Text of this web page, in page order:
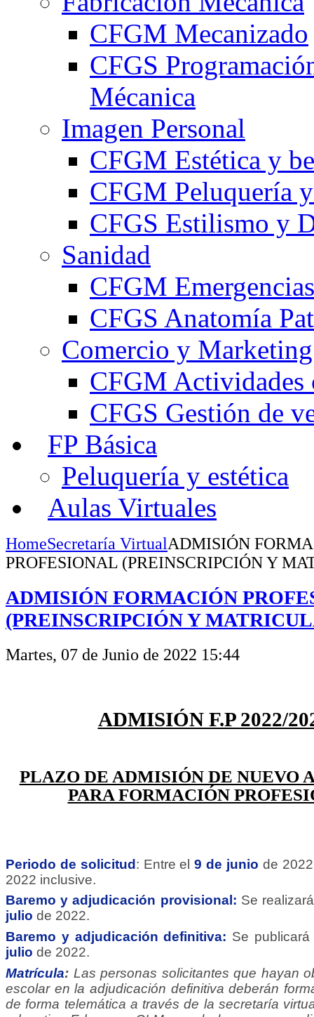
CFGM Mecanizado
CFGS
Mécanica
Imagen Personal
CFGM Estética y
CFGM Peluquería
CFGS Estilismo y
Sanidad
CFGM
CFGS Anatomía
Comercio y Marketing
CFGM Actividades
CFGS Gestión de
FP Básica
Peluquería y estética
Aulas Virtuales
HomeSecretaría VirtualADMISIÓN
PROFESIONAL (PREINSCRIPCIÓN Y
ADMISIÓN FORMACIÓN
(PREINSCRIPCIÓN Y
Martes, 07 de Junio de 2022 15:44
ADMISIÓN F.P 2022/
PLAZO DE ADMISIÓN DE NUEVO
PARA FORMACIÓN
Periodo de solicitud: Entre el 9 de junio de
2022 inclusive.
Baremo y adjudicación provisional: Se
julio de 2022.
Baremo y adjudicación definitiva: Se
julio de 2022.
Matrícula: Las personas solicitantes que hayan
escolar en la adjudicación definitiva deberán
de forma telemática a través de la secretaría